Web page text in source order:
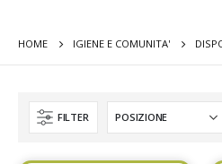
HOME IGIENE E COMUNITA'
FILTER